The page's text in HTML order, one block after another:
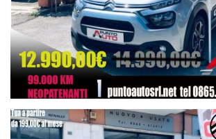
Viale Dei Pentri, 58, 60, 62
I 86170 Isernia
Web www.puntoautosrl.net
Scrivi: info@puntoautosrl.net